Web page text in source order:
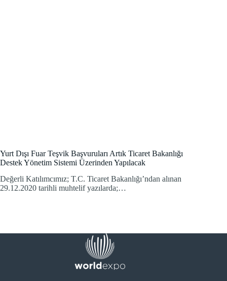
Yurt Dışı Fuar Teşvik Başvuruları Artık Ticaret Bakanlığı
Destek Yönetim Sistemi Üzerinden Yapılacak
Değerli Katılımcımız; T.C. Ticaret Bakanlığı’ndan alınan
29.12.2020 tarihli muhtelif yazılarda;…